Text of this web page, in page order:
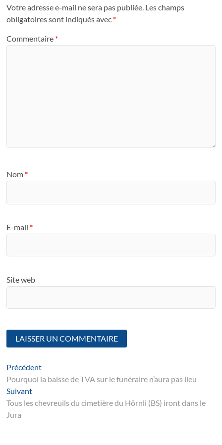
Votre adresse e-mail ne sera pas publiée. Les champs
obligatoires sont indiqués avec *
Commentaire *
Nom *
E-mail *
Site web
Navigation
de
l’article
PrécédentArticle
suivant
Pourquoi la baisse de TVA sur le funéraire n’aura pas lieu
SuivantSuivant
post:
Tous les chevreuils du cimetière du Hörnli (BS) iront dans le
Jura